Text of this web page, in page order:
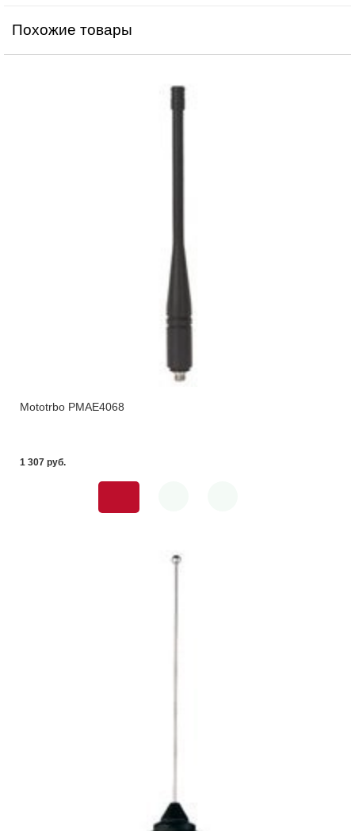
Похожие товары
Mototrbo PMAE4068
1 307 pуб.